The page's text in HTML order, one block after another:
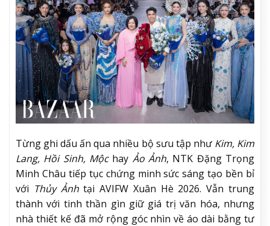
Từng ghi dấu ấn qua nhiều bộ sưu tập như Kim, Kim
Lang, Hồi Sinh, Mộchay Ảo Ảnh, NTK Đặng Trọng
Minh Châu tiếp tục chứng minh sức sáng tạo bền bỉ
với Thủy Ảnhtại AVIFW Xuân Hè 2026. Vẫn trung
thành với tinh thần gìn giữ giá trị văn hóa, nhưng
nhà thiết kế đã mở rộng góc nhìn về áo dài bằng tư